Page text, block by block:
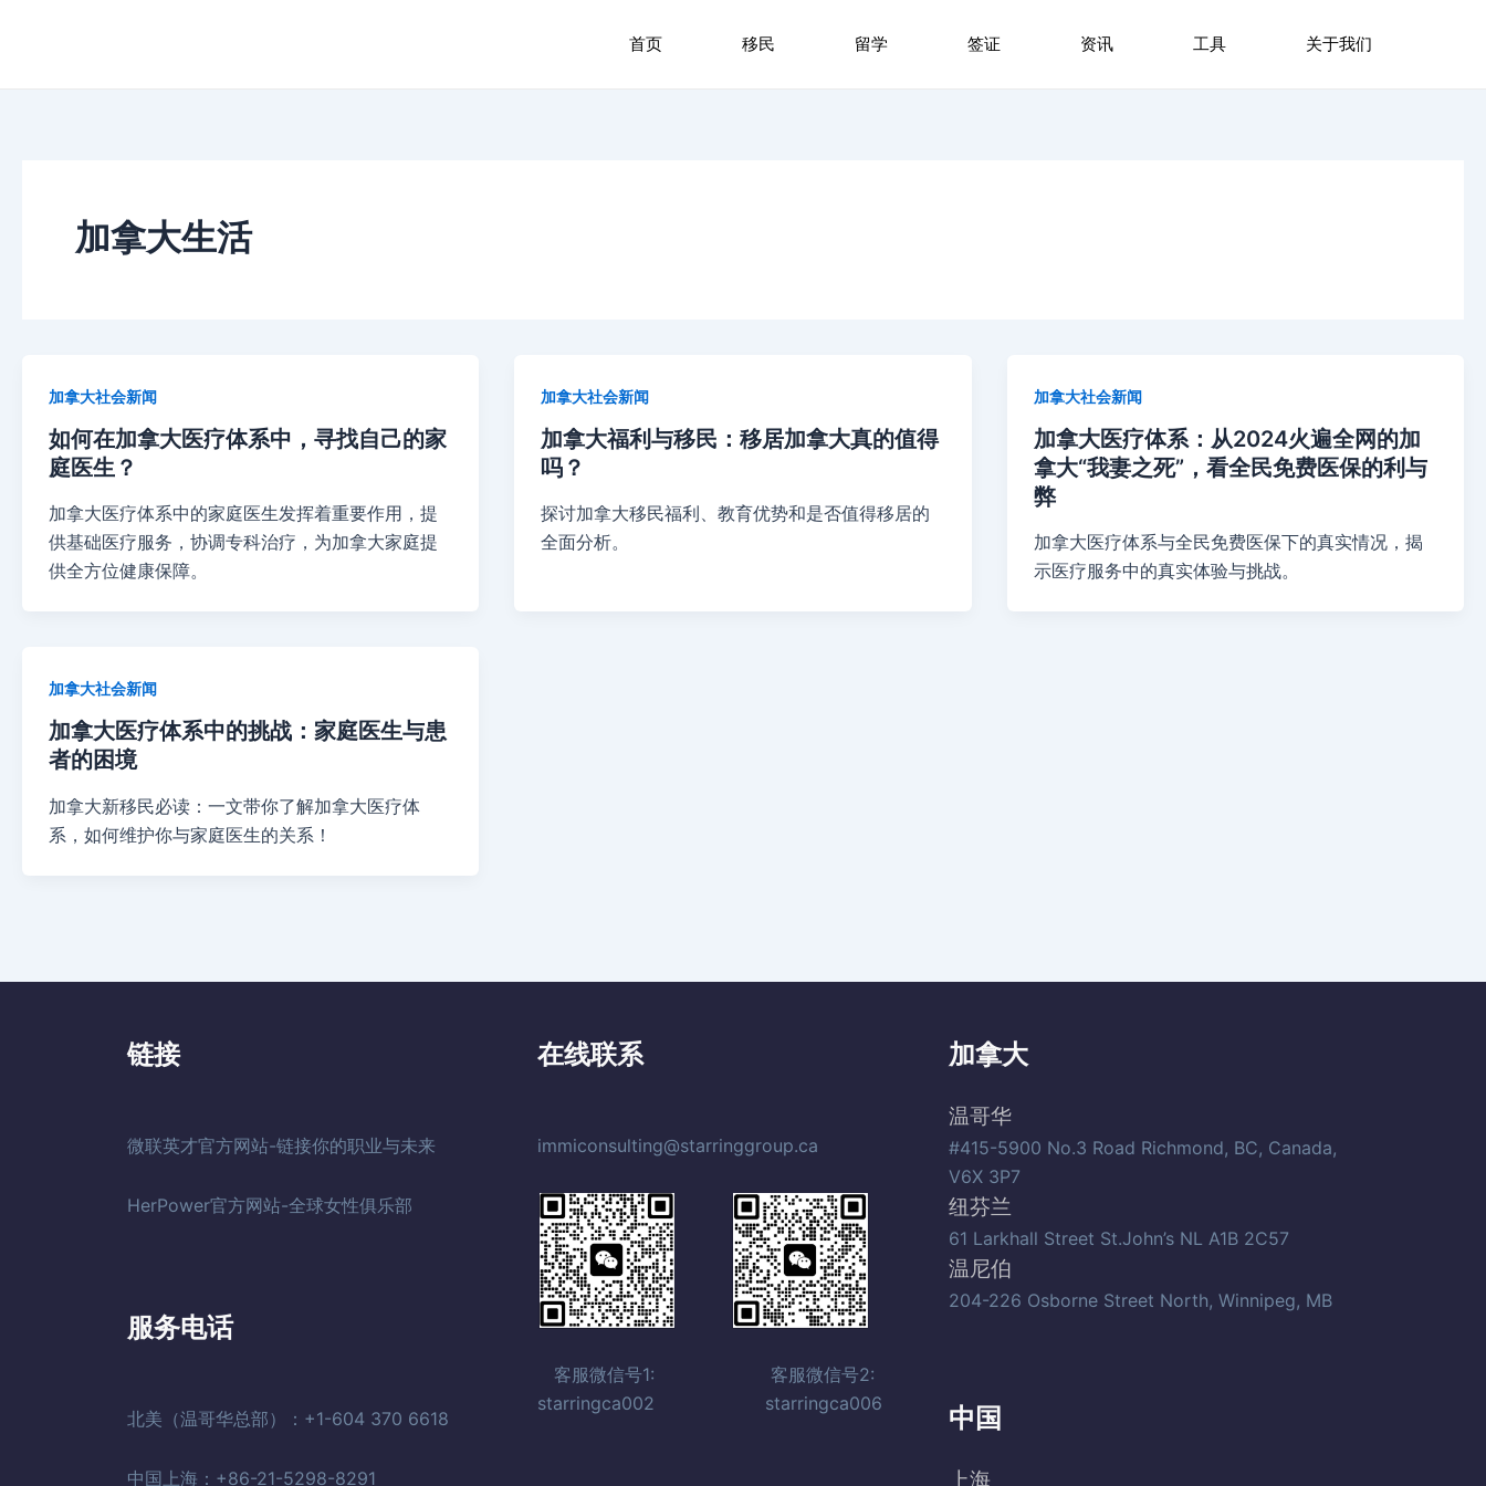
首页 移民 留学 签证 资讯 工具 关于我们
加拿大生活
加拿大社会新闻
如何在加拿大医疗体系中，寻找自己的家
庭医生？
加拿大医疗体系中的家庭医生发挥着重要作用，提
供基础医疗服务，协调专科治疗，为加拿大家庭提
供全方位健康保障。
加拿大社会新闻
加拿大福利与移民：移居加拿大真的值得
吗？
探讨加拿大移民福利、教育优势和是否值得移居的
全面分析。
加拿大社会新闻
加拿大医疗体系：从2024火遍全网的加
拿大“我妻之死”，看全民免费医保的利与
弊
加拿大医疗体系与全民免费医保下的真实情况，揭
示医疗服务中的真实体验与挑战。
加拿大社会新闻
加拿大医疗体系中的挑战：家庭医生与患
者的困境
加拿大新移民必读：一文带你了解加拿大医疗体
系，如何维护你与家庭医生的关系！
链接
微联英才官方网站-链接你的职业与未来
HerPower官方网站-全球女性俱乐部
服务电话
北美（温哥华总部）：+1-604 370 6618
中国上海：+86-21-5298-8291
在线联系
immiconsulting@starringgroup.ca
客服微信号1: 客服微信号2:
starringca002 starringca006
加拿大
温哥华
#415-5900 No.3 Road Richmond, BC, Canada,
V6X 3P7
纽芬兰
61 Larkhall Street St.John’s NL A1B 2C57
温尼伯
204-226 Osborne Street North, Winnipeg, MB
中国
上海